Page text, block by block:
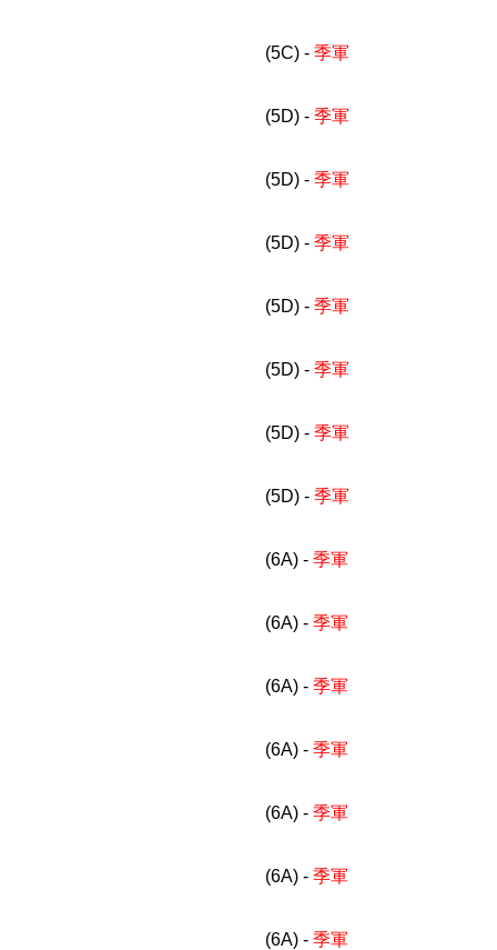
(5C) - 季軍
(5D) - 季軍
(5D) - 季軍
(5D) - 季軍
(5D) - 季軍
(5D) - 季軍
(5D) - 季軍
(5D) - 季軍
(6A) - 季軍
(6A) - 季軍
(6A) - 季軍
(6A) - 季軍
(6A) - 季軍
(6A) - 季軍
(6A) - 季軍